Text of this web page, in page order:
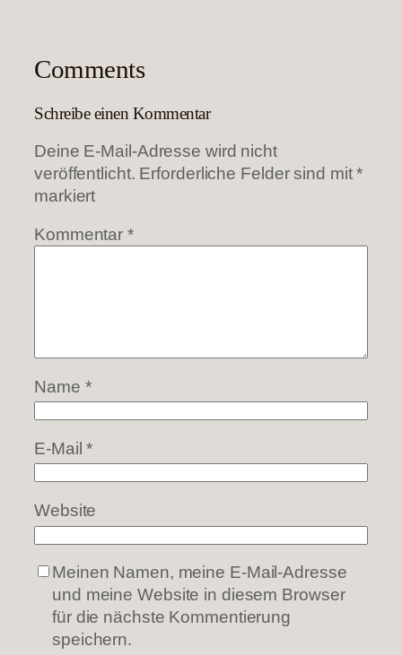
Comments
Schreibe einen Kommentar
Deine E-Mail-Adresse wird nicht
veröffentlicht. Erforderliche Felder sind mit*
markiert
Kommentar*
Name *
E-Mail*
Website
Meinen Namen, meine E-Mail-Adresse
und meine Website in diesem Browser
für die nächste Kommentierung
speichern.